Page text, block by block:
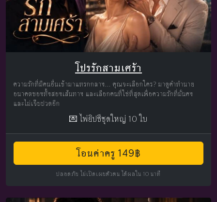
โปรรักสามเศร้า
ความรักที่มีคนอื่นเข้ามาแทรกกลาง... คุณจะเลือกใคร? มาดูคำทำนาย
อนาคตของทั้งสองเส้นทาง และเลือกคนที่ใช่ที่สุดเพื่อความรักที่มั่นคง
และไม่เจ็บปวดอีก
💌 ไพ่ยิปซีชุดใหญ่ 10 ใบ
โอนค่าครู 149฿
ปลอดภัย ไม่เปิดเผยตัวตน ได้ผลใน 10 นาที